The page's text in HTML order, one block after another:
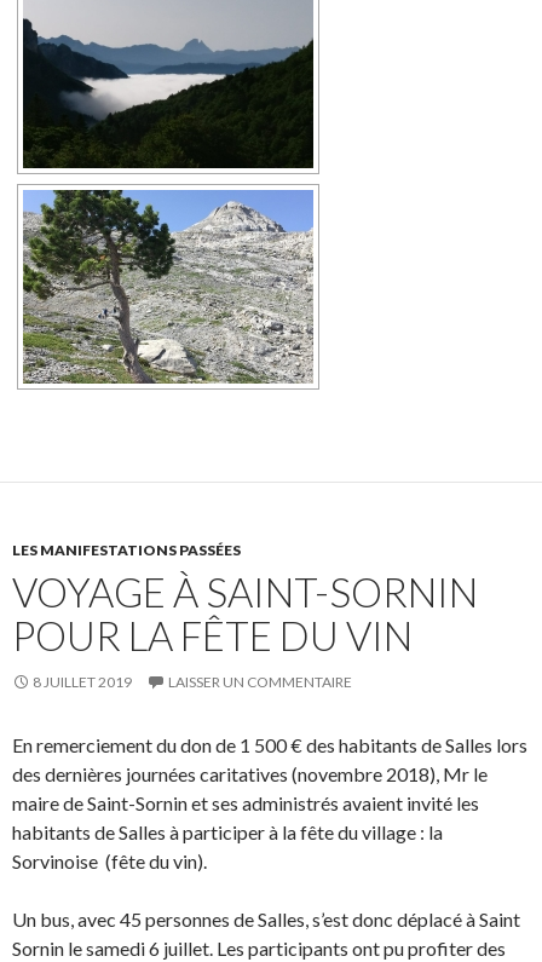
LES MANIFESTATIONS PASSÉES
VOYAGE À SAINT-SORNIN
POUR LA FÊTE DU VIN
8 JUILLET 2019 LAISSER UN COMMENTAIRE
En remerciement du don de 1 500 € des habitants de Salles lors
des dernières journées caritatives (novembre 2018), Mr le
maire de Saint-Sornin et ses administrés avaient invité les
habitants de Salles à participer à la fête du village : la
Sorvinoise (fête du vin).
Un bus, avec 45 personnes de Salles, s’est donc déplacé à Saint
Sornin le samedi 6 juillet. Les participants ont pu profiter des